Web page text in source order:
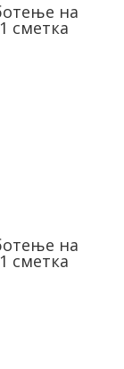
на
сметка
на
сметка